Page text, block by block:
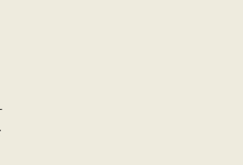
ン
らし
んのあの店この店、喫茶訪問日記
週末キャンプ通信
記
するようなゆるり旅
の探し
楽しい一週間占い
ネルタロット